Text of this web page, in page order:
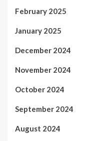
February 2025
January 2025
December 2024
November 2024
October 2024
September 2024
August 2024